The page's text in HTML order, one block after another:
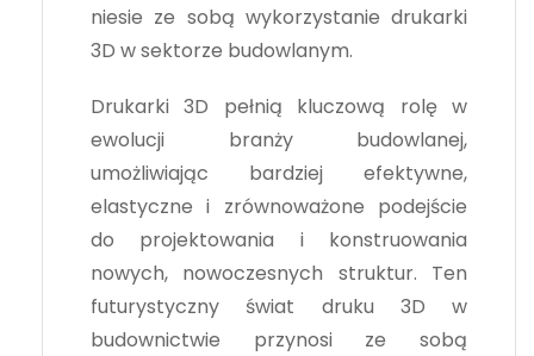
niesie ze sobą wykorzystanie drukarki
3D w sektorze budowlanym.
Drukarki 3D pełnią kluczową rolę w
ewolucji branży budowlanej,
umożliwiając bardziej efektywne,
elastyczne i zrównoważone podejście
do projektowania i konstruowania
nowych, nowoczesnych struktur. Ten
futurystyczny świat druku 3D w
budownictwie przynosi ze sobą